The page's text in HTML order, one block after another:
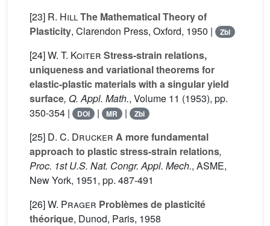
[23] R. HillThe Mathematical Theory of
Plasticity, Clarendon Press, Oxford, 1950 | Zbl
[24]W. T. Koiter Stress-strain relations,
uniqueness and variational theorems for
elastic-plastic materials with a singular yield
surface, Q. Appl. Math., Volume 11 (1953), pp.
350-354 |
DOI | MR | Zbl
[25] D. C. Drucker A more fundamental
approach to plastic stress-strain relations,
Proc. 1st U.S. Nat. Congr. Appl. Mech., ASME,
New York, 1951, pp. 487-491
[26]W. Prager Problèmes de plasticité
théorique, Dunod, Paris, 1958